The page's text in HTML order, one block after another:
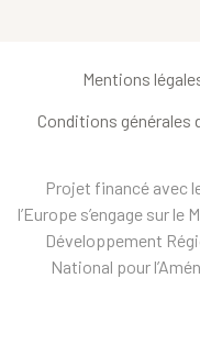
Mentions
Conditions générales
Projet financé avec
l’Europe s’engage sur
Développement
National pour